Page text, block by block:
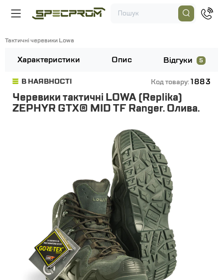
Тактичні черевики Lowa
Характеристики Опис Відгуки 5
В НАЯВНОСТІ Код товару:1883
Черевики тактичні LOWA (Replika)
ZEPHYR GTX® MID TF Ranger. Олива.